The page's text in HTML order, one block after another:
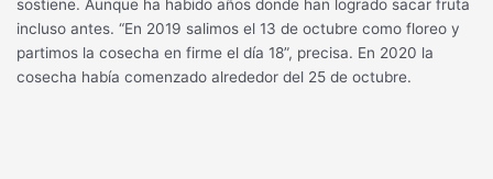
sostiene. Aunque ha habido años donde han logrado sacar fruta
incluso antes. “En 2019 salimos el 13 de octubre como floreo y
partimos la cosecha en firme el día 18”, precisa. En 2020 la
cosecha había comenzado alrededor del 25 de octubre.